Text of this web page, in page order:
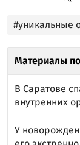
#уникальные
Материалы
В Саратове
внутренних
У